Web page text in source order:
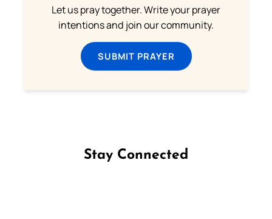
Let us pray together. Write your prayer
intentions and join our community.
SUBMIT PRAYER
Stay Connected